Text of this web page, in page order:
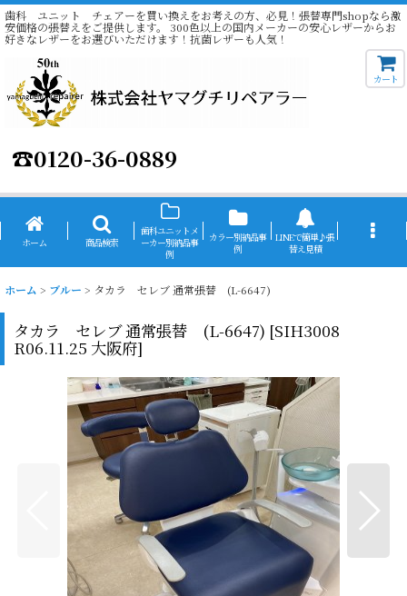
歯科 ユニット チェアーを買い換えをお考えの方、必見！張替専門shopなら激
安価格の張替えをご提供します。 300色以上の国内メーカーの安心レザーからお
好きなレザーをお選びいただけます！抗菌レザーも人気！
☎0120-36-0889
カート
ホーム 商品検索
歯科ユニットメ
ーカー別納品事
例
カラー別納品事
例
LINEで簡単♪張
替え見積
ホーム > ブルー > タカラ セレブ 通常張替 (L-6647)
タカラ セレブ 通常張替 (L-6647) [SIH3008
R06.11.25 大阪府]